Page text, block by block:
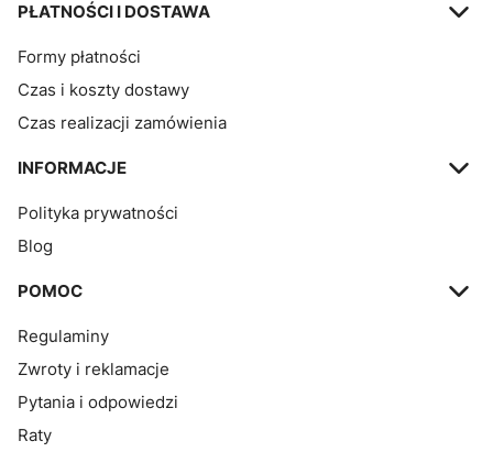
PŁATNOŚCI I DOSTAWA
Formy płatności
Czas i koszty dostawy
Czas realizacji zamówienia
INFORMACJE
Polityka prywatności
Blog
POMOC
Regulaminy
Zwroty i reklamacje
Pytania i odpowiedzi
Raty